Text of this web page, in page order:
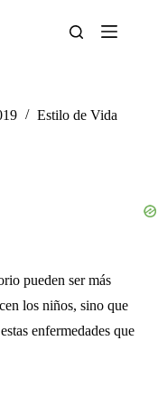
Estilo de Vida
pueden ser más
los niños, sino que
enfermedades que